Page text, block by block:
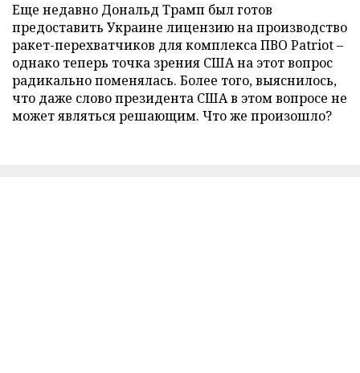
Еще недавно Дональд Трамп был готов
предоставить Украине лицензию на производство
ракет-перехватчиков для комплекса ПВО Patriot –
однако теперь точка зрения США на этот вопрос
радикально поменялась. Более того, выяснилось,
что даже слово президента США в этом вопросе не
может являться решающим. Что же произошло?